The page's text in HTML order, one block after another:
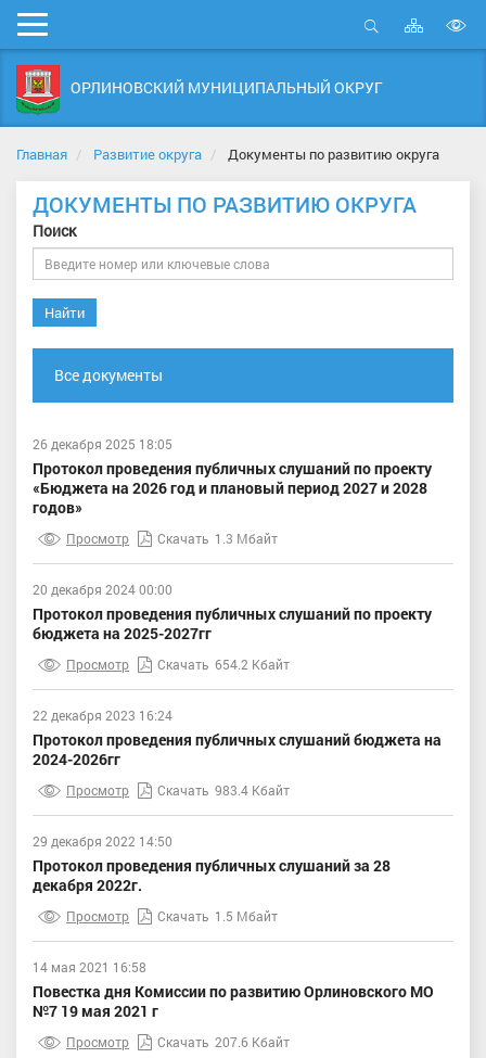
Мобильное
меню
Открыть
Карта
сайта
ОРЛИНОВСКИЙ МУНИЦИПАЛЬНЫЙ ОКРУГ
Главная Развитие округа Документы по развитию округа
ДОКУМЕНТЫ ПО РАЗВИТИЮ ОКРУГА
Поиск
Найти
Все документы
26 декабря 2025 18:05
Протокол проведения публичных слушаний по проекту
«Бюджета на 2026 год и плановый период 2027 и 2028
годов»
Просмотр Скачать 1.3 Мбайт
20 декабря 2024 00:00
Протокол проведения публичных слушаний по проекту
бюджета на 2025-2027гг
Просмотр Скачать 654.2 Кбайт
22 декабря 2023 16:24
Протокол проведения публичных слушаний бюджета на
2024-2026гг
Просмотр Скачать 983.4 Кбайт
29 декабря 2022 14:50
Протокол проведения публичных слушаний за 28
декабря 2022г.
Просмотр Скачать 1.5 Мбайт
14 мая 2021 16:58
Повестка дня Комиссии по развитию Орлиновского МО
№7 19 мая 2021 г
Просмотр Скачать 207.6 Кбайт